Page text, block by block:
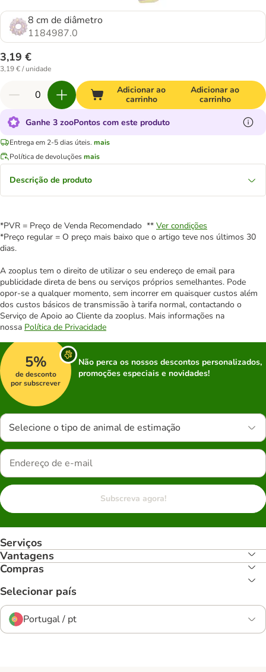
8 cm de diâmetro
1184987.0
3,19 €
3,19 € / unidade
Adicionar ao
carrinho
Adicionar ao
carrinho
Ganhe 3 zooPontos com este produto
Entrega em 2-5 dias úteis. mais
Política de devoluçõesmais
Descrição de produto
*PVR = Preço de Venda Recomendado ** Ver condições
*Preço regular = O preço mais baixo que o artigo teve nos últimos 30
dias.
A zooplus tem o direito de utilizar o seu endereço de email para
publicidade direta de bens ou serviços próprios semelhantes. Pode
opor-se a qualquer momento, sem incorrer em quaisquer custos além
dos custos básicos de transmissão à tarifa normal, contactando o
Serviço de Apoio ao Cliente da zooplus. Mais informações na
nossa Política de Privacidade
5%
de desconto
por subscrever
Não perca os nossos descontos personalizados,
promoções especiais e novidades!
Selecione o tipo de animal de estimação
Subscreva agora!
Serviços
Vantagens
Compras
Selecionar país
Portugal / pt